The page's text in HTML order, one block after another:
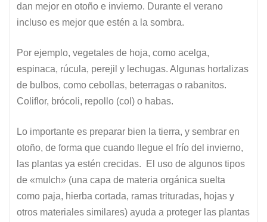
dan mejor en otoño e invierno. Durante el verano
incluso es mejor que estén a la sombra.
Por ejemplo, vegetales de hoja, como acelga,
espinaca, rúcula, perejil y lechugas. Algunas hortalizas
de bulbos, como cebollas, beterragas o rabanitos.
Coliflor, brócoli, repollo (col) o habas.
Lo importante es preparar bien la tierra, y sembrar en
otoño, de forma que cuando llegue el frío del invierno,
las plantas ya estén crecidas. El uso de algunos tipos
de «mulch» (una capa de materia orgánica suelta
como paja, hierba cortada, ramas trituradas, hojas y
otros materiales similares) ayuda a proteger las plantas